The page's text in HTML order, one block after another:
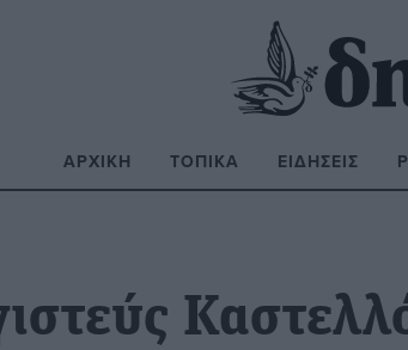
ΑΡΧΙΚΉ ΤΟΠΙΚΆ ΕΙΔΉΣΕΙΣ